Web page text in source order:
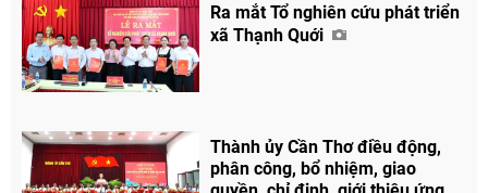
Ra mắt Tổ nghiên cứu phát triển
xã Thạnh Quới
Thành ủy Cần Thơ điều động,
phân công, bổ nhiệm, giao